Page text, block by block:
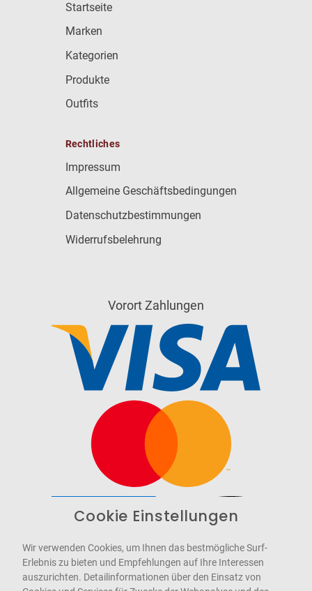
Startseite
Marken
Kategorien
Produkte
Outfits
Rechtliches
Impressum
Allgemeine Geschäftsbedingungen
Datenschutzbestimmungen
Widerrufsbelehrung
Vorort Zahlungen
WCAG-2.1-AA
Cookie Einstellungen
Wir verwenden Cookies, um Ihnen das bestmögliche Surf-
Erlebnis zu bieten und Empfehlungen auf Ihre Interessen
auszurichten. Detailinformationen über den Einsatz von